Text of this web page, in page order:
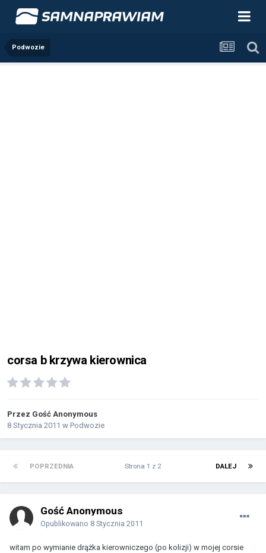
Podwozie
corsa b krzywa kierownica
Przez Gość Anonymous
8 Stycznia 2011 w Podwozie
POPRZEDNIA DALEJ
Strona 1 z 2
Gość Anonymous
Opublikowano 8 Stycznia 2011
witam po wymianie drążka kierowniczego (po kolizji) w mojej corsie